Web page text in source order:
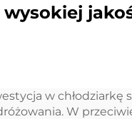
wysokiej
w chłodziarkę
W